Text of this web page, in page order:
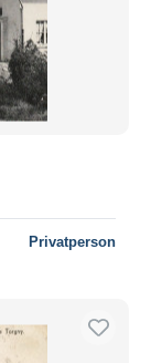
Privatperson